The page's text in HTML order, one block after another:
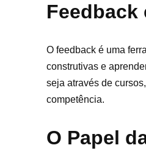
O feedback é uma
construtivas e
seja através de
competência.
O Papel